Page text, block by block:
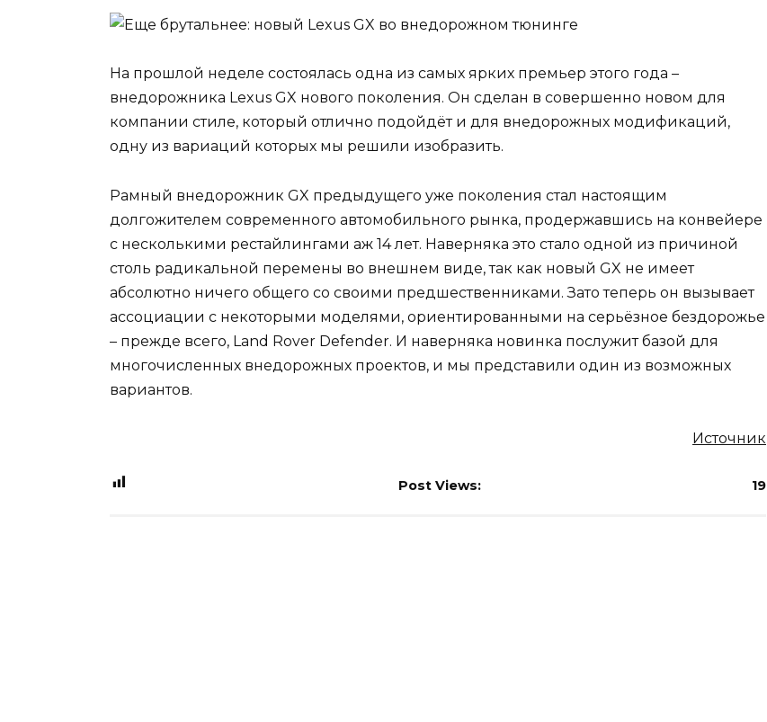
На прошлой неделе состоялась одна из самых ярких премьер этого года –
внедорожника Lexus GX нового поколения. Он сделан в совершенно новом для
компании стиле, который отлично подойдёт и для внедорожных модификаций,
одну из вариаций которых мы решили изобразить.
Рамный внедорожник GX предыдущего уже поколения стал настоящим
долгожителем современного автомобильного рынка, продержавшись на конвейере
с несколькими рестайлингами аж 14 лет. Наверняка это стало одной из причиной
столь радикальной перемены во внешнем виде, так как новый GX не имеет
абсолютно ничего общего со своими предшественниками. Зато теперь он вызывает
ассоциации с некоторыми моделями, ориентированными на серьёзное бездорожье
– прежде всего, Land Rover Defender. И наверняка новинка послужит базой для
многочисленных внедорожных проектов, и мы представили один из возможных
вариантов.
Источник
Post Views: 19